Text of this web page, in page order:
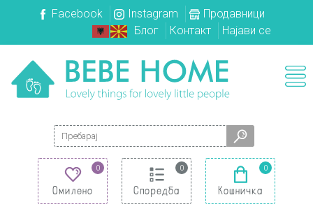
Facebook Instagram
Продавници
Блог
Контакт Најави се
Search for:
0
Омилено
0
Споредба
0
Кошничка